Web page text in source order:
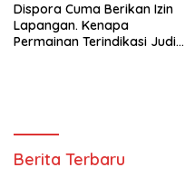
Dispora Cuma Berikan Izin
Lapangan. Kenapa
Permainan Terindikasi Judi
Berita Terbaru